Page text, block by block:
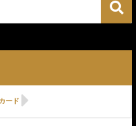
ード